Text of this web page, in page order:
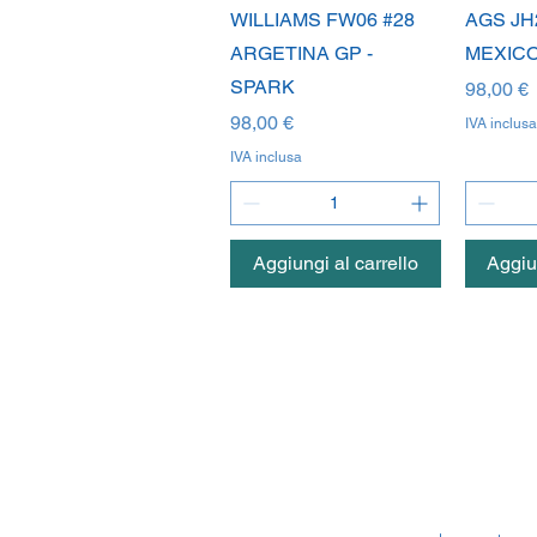
Vista rapida
WILLIAMS FW06 #28
ARGETINA GP -
SPARK
Prezzo
98,00 €
IVA inclusa
Aggiungi al carrello
AGS
Prezzo
98,00 €
IVA inclusa